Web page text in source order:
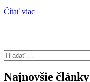
Čítať viac
Hľadať:
Najnovšie články